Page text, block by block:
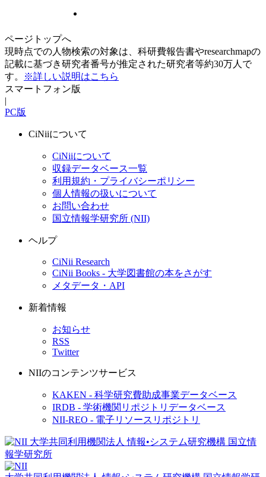
ページトップへ
現時点での人物検索の対象は、科研費報告書やresearchmapの
記載に基づき研究者番号が推定された研究者等約30万人で
す。
※詳しい説明はこちら
スマートフォン版
|
PC版
CiNiiについて
CiNiiについて
収録データベース一覧
利用規約・プライバシーポリシー
個人情報の扱いについて
お問い合わせ
国立情報学研究所 (NII)
ヘルプ
CiNii Research
CiNii Books - 大学図書館の本をさがす
メタデータ・API
新着情報
お知らせ
RSS
Twitter
NIIのコンテンツサービス
KAKEN - 科学研究費助成事業データベース
IRDB - 学術機関リポジトリデータベース
NII-REO - 電子リソースリポジトリ